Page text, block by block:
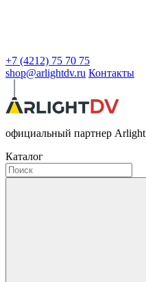
+7 (4212) 75 70 75
shop@arlightdv.ru Контакты
официальный партнер Arlight
Каталог